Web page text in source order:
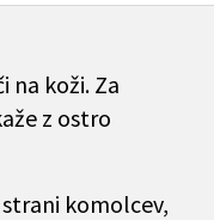
na koži. Za
z ostro
komolcev,